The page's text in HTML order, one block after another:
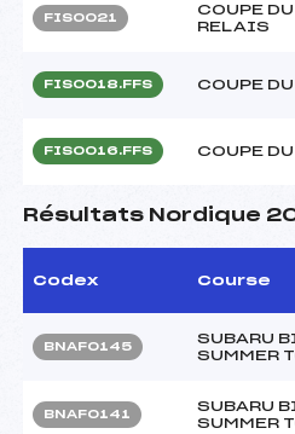
FIS0021
COUPE
RELAIS
FIS0018.FFS COUPE
FIS0016.FFS COUPE
Résultats Nordique
Codex Course
BNAF0145
SUBARU
SUMMER
BNAF0141
SUBARU
SUMMER